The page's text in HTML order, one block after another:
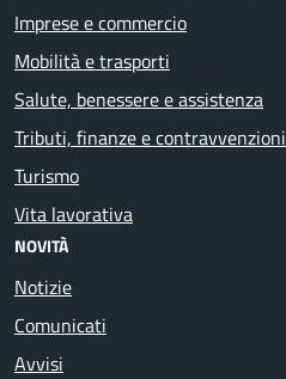
Imprese e commercio
Mobilità e trasporti
Salute, benessere e assistenza
Tributi, finanze e contravvenzioni
Turismo
Vita lavorativa
NOVITÀ
Notizie
Comunicati
Avvisi